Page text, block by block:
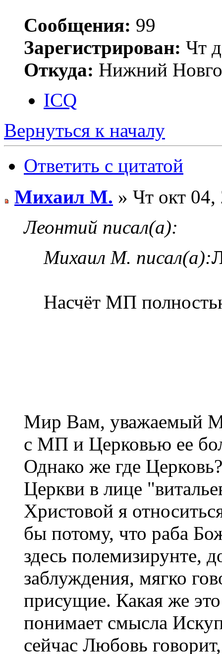
Сообщения: 99
Зарегистрирован: Чт
Откуда: Нижний
ICQ
Вернуться к началу
Ответить с цитатой
Михаил М. » Чт окт
Леонтий писал(а):
Михаил М. писал(а):
Насчёт МП
Мир Вам, уважаемый
с МП и Церковью ее
Однако же где
Церкви в лице
Христовой я
бы потому, что раба
здесь полемизирунте,
заблуждения, мягко
присущие. Какая же
понимает смысла
сейчас Любовь